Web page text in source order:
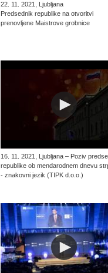
22. 11. 2021, Ljubljana
Predsednik republike na otvoritvi
prenovljene Maistrove grobnice
16. 11. 2021, Ljubljana – Poziv
republike ob mendarodnem dnevu
- znakovni jezik (TIPK d.o.o.)